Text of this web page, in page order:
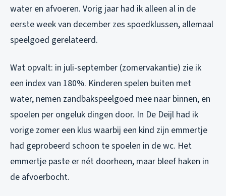
water en afvoeren. Vorig jaar had ik alleen al in de
eerste week van december zes spoedklussen, allemaal
speelgoed gerelateerd.
Wat opvalt: in juli-september (zomervakantie) zie ik
een index van 180%. Kinderen spelen buiten met
water, nemen zandbakspeelgoed mee naar binnen, en
spoelen per ongeluk dingen door. In De Deijl had ik
vorige zomer een klus waarbij een kind zijn emmertje
had geprobeerd schoon te spoelen in de wc. Het
emmertje paste er nét doorheen, maar bleef haken in
de afvoerbocht.